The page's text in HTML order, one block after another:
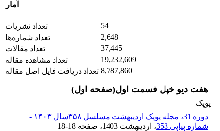
آمار
تعداد نشریات
54
تعداد شماره‌ها
2,648
تعداد مقالات
37,445
تعداد مشاهده مقاله
19,232,609
تعداد دریافت فایل اصل مقاله 8,787,860
هفت دیو خپل قسمت اول(صفحه اول)
پوپک
دوره 31، مجله پوپک اردیبهشت مسلسل ۳۵۸سال ۱۴۰۳ -
شماره پیاپی 358
، اردیبهشت 1403 ، صفحه 18-18